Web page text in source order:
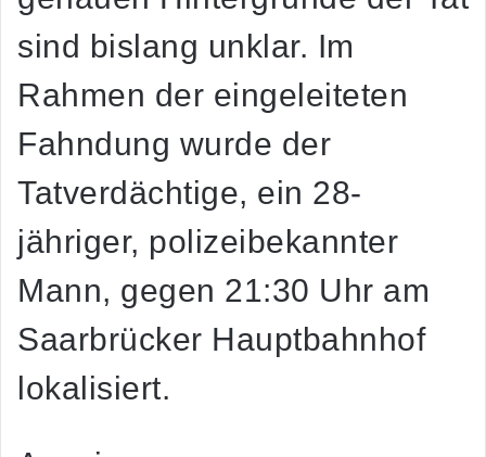
sind bislang unklar. Im
Rahmen der eingeleiteten
Fahndung wurde der
Tatverdächtige, ein 28-
jähriger, polizeibekannter
Mann, gegen 21:30 Uhr am
Saarbrücker Hauptbahnhof
lokalisiert.